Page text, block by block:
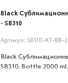
Black
- SB310
Артикул: SB310-KT-BB-2
Black
SB310. Bottle 2000 ml.